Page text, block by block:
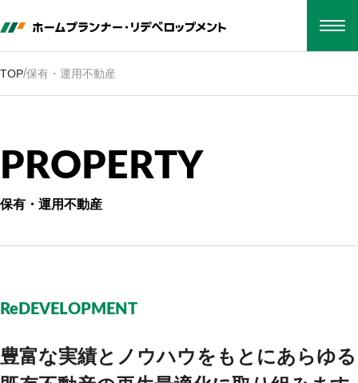
お電話でのお問い合わせ
052-212-1555
名古屋市中区栄四丁目1番1号中日ビル16階
TEL：052-212-1555 FAX：052-212-1554
TOP/保有・運用不動産
P RO P E RTY
保有・運用不動産
ReDEVELOPMENT
豊富な実績とノウハウをもとにあらゆる